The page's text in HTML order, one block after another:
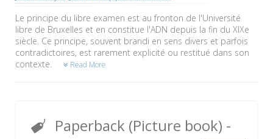
Le principe du libre examen est au fronton de l'Université
libre de Bruxelles et en constitue l'ADN depuis la fin du XIXe
siècle. Ce principe, souvent brandi en sens divers et parfois
contradictoires, est rarement explicité ou restitué dans son
contexte.
Read More
Paperback (Picture book) -